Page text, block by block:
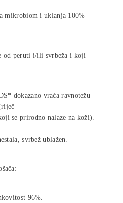
mikrobiom i uklanja 100%
od peruti i/ili svrbeža i koji
dokazano vraća ravnotežu
se prirodno nalaze na koži).
svrbež ublažen.
96%.